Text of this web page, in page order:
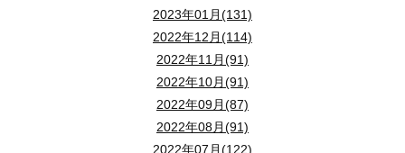
2023年01月(131)
2022年12月(114)
2022年11月(91)
2022年10月(91)
2022年09月(87)
2022年08月(91)
2022年07月(122)